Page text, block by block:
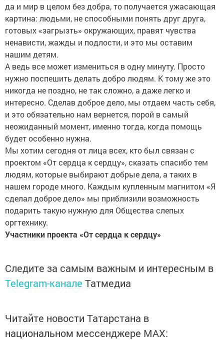
да и мир в целом без добра, то получается ужасающая
картина: людьми, не способными понять друг друга,
готовых «загрызть» окружающих, правят чувства
ненависти, жажды и подлости, и это мы оставим
нашим детям.
А ведь все может измениться в одну минуту. Просто
нужно поспешить делать добро людям. К тому же это
никогда не поздно, не так сложно, а даже легко и
интересно. Сделав доброе дело, мы отдаем часть себя,
и это обязательно нам вернется, порой в самый
неожиданный момент, именно тогда, когда помощь
будет особенно нужна.
Мы хотим сегодня от лица всех, кто был связан с
проектом «От сердца к сердцу», сказать спасибо тем
людям, которые выбирают добрые дела, а таких в
нашем городе много. Каждым купленным магнитом «Я
сделал доброе дело» мы приблизили возможность
подарить такую нужную для Общества слепых
оргтехнику.
Участники проекта «От сердца к сердцу»
Следите за самым важным и интересным в
Telegram-канале Татмедиа
Читайте новости Татарстана в
национальном мессенджере MАХ: